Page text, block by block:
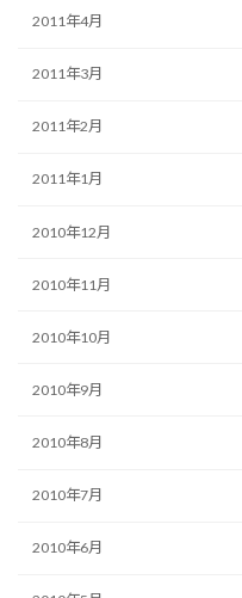
2011年4月
2011年3月
2011年2月
2011年1月
2010年12月
2010年11月
2010年10月
2010年9月
2010年8月
2010年7月
2010年6月